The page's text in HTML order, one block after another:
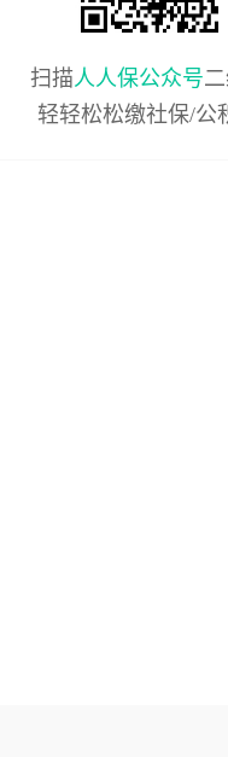
扫描人人保公众号
轻轻松松缴社保/公